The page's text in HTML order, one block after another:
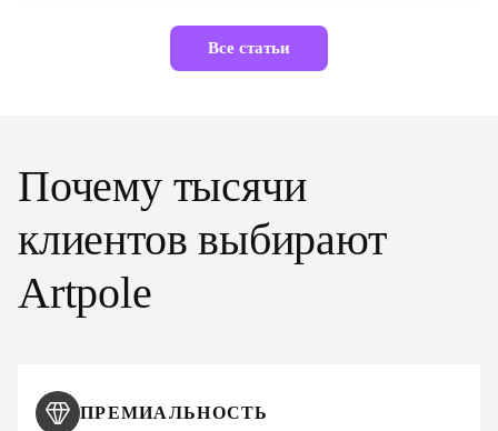
Все статьи
Почему тысячи
клиентов выбирают
Artpole
ПРЕМИАЛЬНОСТЬ